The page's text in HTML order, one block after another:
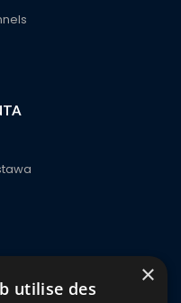
×
utilise des